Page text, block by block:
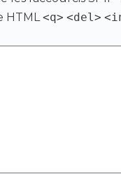
HTML<q> <del>